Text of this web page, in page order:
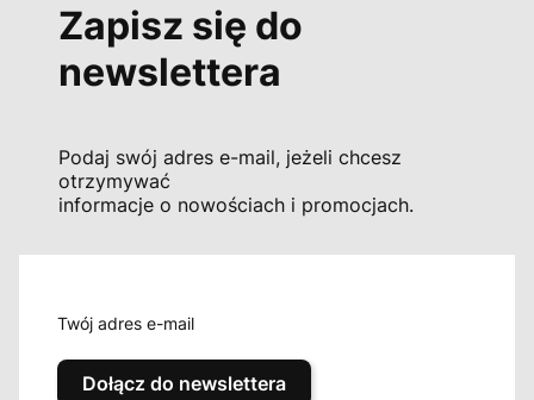
Zapisz się do
newslettera
Podaj swój adres e-mail, jeżeli chcesz
otrzymywać
informacje o nowościach i promocjach.
Twój adres e-mail
Dołącz do newslettera